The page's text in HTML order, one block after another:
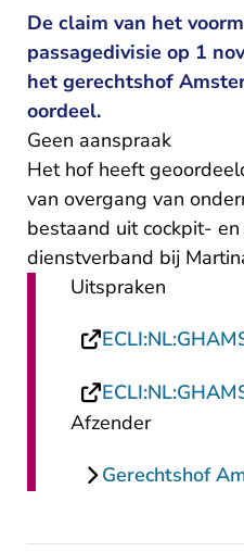
De claim van het
passagedivisie op 1
het gerechtshof
oordeel.
Geen aanspraak
Het hof heeft
van overgang van
bestaand uit cockpit-
dienstverband bij
Uitspraken
Afzender
Gerechtshof